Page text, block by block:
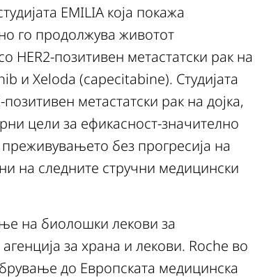
EMILIA која покажа
го продолжува животот
позитивен метастатски рак на
и Xeloda (capecitabine). Студијата
метастатски рак на дојка,
цели за ефикасност-значително
без прогресија на
на следните стручни медицински
на биолошки лекови за
за храна и лекови. Roche во
до Европската медицинска